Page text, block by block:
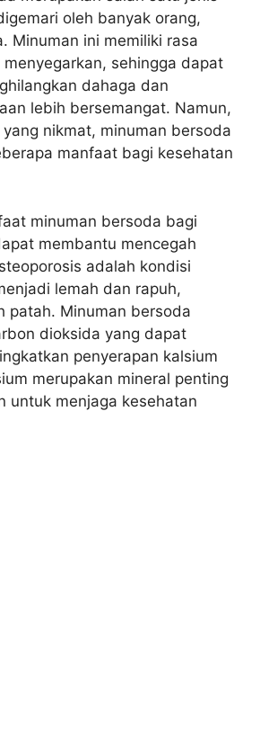
oleh banyak orang,
Minuman ini memiliki rasa
sehingga dapat
dahaga dan
lebih bersemangat. Namun,
nikmat, minuman bersoda
manfaat bagi kesehatan
minuman bersoda bagi
membantu mencegah
adalah kondisi
lemah dan rapuh,
patah. Minuman bersoda
dioksida yang dapat
penyerapan kalsium
merupakan mineral penting
untuk menjaga kesehatan